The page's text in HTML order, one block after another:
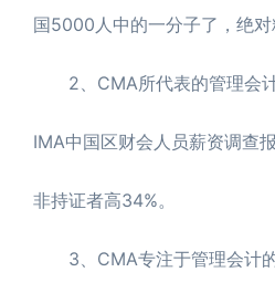
国5000人中的一分子了，绝
2、CMA所代表的管理会计
IMA中国区财会人员薪资调查
非持证者高34%。
3、CMA专注于管理会计的